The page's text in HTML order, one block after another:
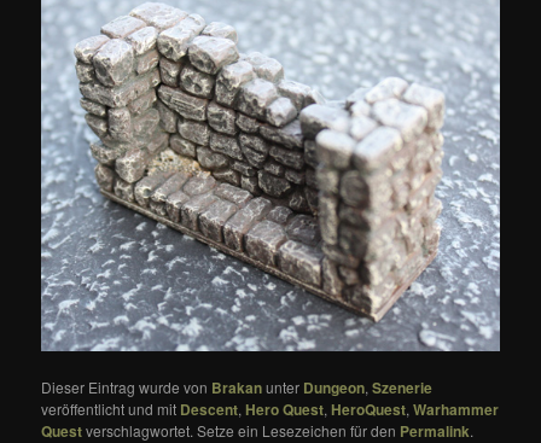
Dieser Eintrag wurde von Brakanunter Dungeon,Szenerie
veröffentlicht und mit Descent, Hero Quest, HeroQuest,Warhammer
Questverschlagwortet. Setze ein Lesezeichen für den Permalink.